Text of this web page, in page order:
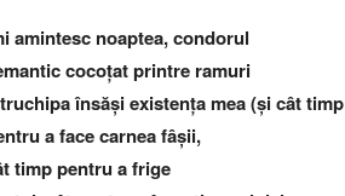
amintesc noaptea, condorul
cocoțat printre ramuri
însăși existența mea (și cât timp
a face carnea fâșii,
timp pentru a frige